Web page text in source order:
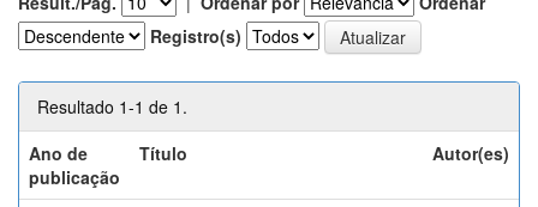
Registro(s)
Resultado 1-1 de 1.
Ano de
publicação
Título Autor(es)